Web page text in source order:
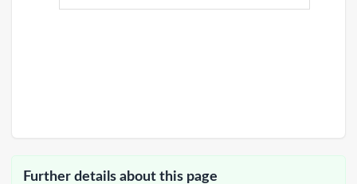
Further details about this page